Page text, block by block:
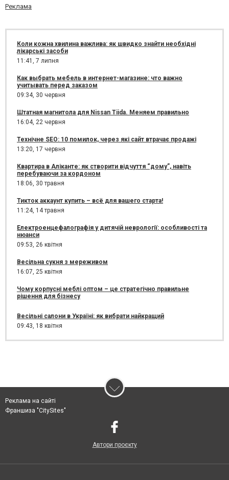
Реклама
Коли кожна хвилина важлива: як швидко знайти необхідні
лікарські засоби
11:41, 7 липня
Как выбрать мебель в интернет-магазине: что важно
учитывать перед заказом
09:34, 30 червня
Штатная магнитола для Nissan Tiida. Меняем правильно
16:04, 22 червня
Технічне SEO: 10 помилок, через які сайт втрачає продажі
13:20, 17 червня
Квартира в Аліканте: як створити відчуття “дому”, навіть
перебуваючи за кордоном
18:06, 30 травня
Тикток аккаунт купить – всё для вашего старта!
11:24, 14 травня
Електроенцефалографія у дитячій неврології: особливості та
нюанси
09:53, 26 квітня
Весільна сукня з мереживом
16:07, 25 квітня
Чому корпусні меблі оптом – це стратегічно правильне
рішення для бізнесу
Весільні салони в Україні: як вибрати найкращий
09:43, 18 квітня
Реклама на сайті
Франшиза "CitySites"
Автори проєкту